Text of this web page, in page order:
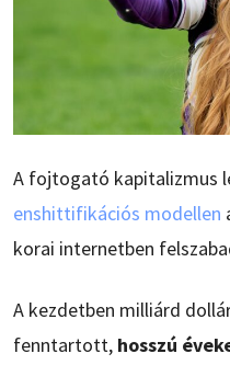
A fojtogató kapitalizmus
enshittifikációs modellen
korai internetben
A kezdetben milliárd
fenntartott, hosszú